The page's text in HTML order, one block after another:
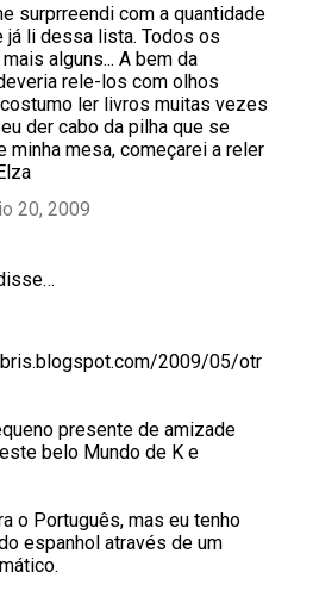
surprreendi com a quantidade
já li dessa lista. Todos os
alguns... A bem da
rele-los com olhos
ler livros muitas vezes
der cabo da pilha que se
minha mesa, começarei a reler
20, 2009
2009/05/otr
presente de amizade
belo Mundo de K e
o Português, mas eu tenho
espanhol através de um